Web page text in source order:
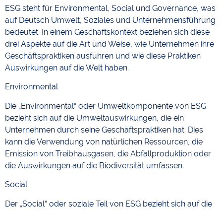
ESG steht für Environmental, Social und Governance, was
auf Deutsch Umwelt, Soziales und Unternehmensführung
bedeutet. In einem Geschäftskontext beziehen sich diese
drei Aspekte auf die Art und Weise, wie Unternehmen ihre
Geschäftspraktiken ausführen und wie diese Praktiken
Auswirkungen auf die Welt haben.
Environmental
Die „Environmental“ oder Umweltkomponente von ESG
bezieht sich auf die Umweltauswirkungen, die ein
Unternehmen durch seine Geschäftspraktiken hat. Dies
kann die Verwendung von natürlichen Ressourcen, die
Emission von Treibhausgasen, die Abfallproduktion oder
die Auswirkungen auf die Biodiversität umfassen.
Social
Der „Social“ oder soziale Teil von ESG bezieht sich auf die